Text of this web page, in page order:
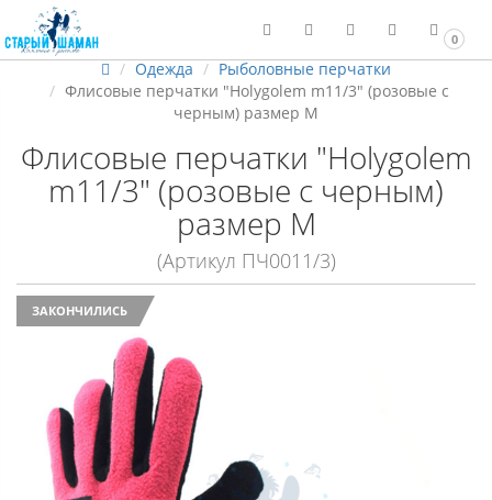
0
Одежда
Рыболовные перчатки
Флисовые перчатки "Holygolem m11/3" (розовые с
черным) размер M
Флисовые перчатки "Holygolem
m11/3" (розовые с черным)
размер M
(Артикул ПЧ0011/3)
ЗАКОНЧИЛИСЬ